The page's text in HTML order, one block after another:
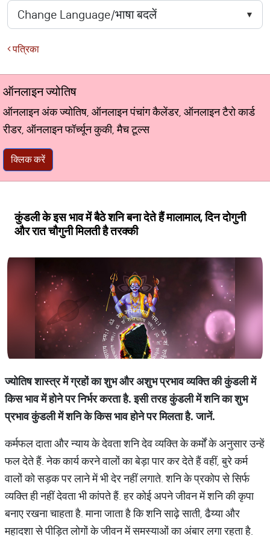
पत्रिका
ऑनलाइन ज्योतिष
ऑनलाइन अंक ज्योतिष, ऑनलाइन पंचांग कैलेंडर, ऑनलाइन टैरो कार्ड
रीडर, ऑनलाइन फॉर्च्यून कुकी, मैच टूल्स
क्लिक करें
कुंडली के इस भाव में बैठे शनि बना देते हैं मालामाल, दिन दोगुनी
और रात चौगुनी मिलती है तरक्की
ज्योतिष शास्त्र में ग्रहों का शुभ और अशुभ प्रभाव व्यक्ति की कुंडली में
किस भाव में होने पर निर्भर करता है. इसी तरह कुंडली में शनि का शुभ
प्रभाव कुंडली में शनि के किस भाव होने पर मिलता है. जानें.
कर्मफल दाता और न्याय के देवता शनि देव व्यक्ति के कर्मों के अनुसार उन्हें
फल देते हैं. नेक कार्य करने वालों का बेड़ा पार कर देते हैं वहीं, बुरे कर्म
वालों को सड़क पर लाने में भी देर नहीं लगाते. शनि के प्रकोप से सिर्फ
व्यक्ति ही नहीं देवता भी कांपते हैं. हर कोई अपने जीवन में शनि की कृपा
बनाए रखना चाहता है. माना जाता है कि शनि साढ़े साती, ढैय्या और
महादशा से पीड़ित लोगों के जीवन में समस्याओं का अंबार लगा रहता है.